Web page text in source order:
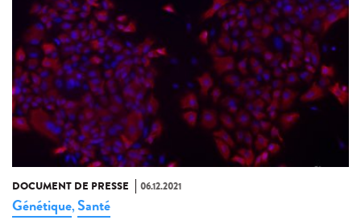
DOCUMENT DE PRESSE 06.12.2021
Génétique,Santé